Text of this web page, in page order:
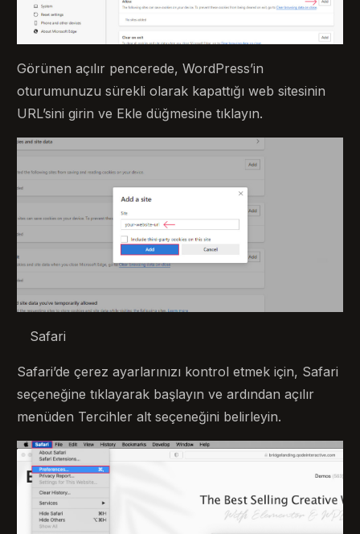
Görünen açılır pencerede, WordPress’in
oturumunuzu sürekli olarak kapattığı web sitesinin
URL’sini girin ve Ekle düğmesine tıklayın.
Safari
Safari’de çerez ayarlarınızı kontrol etmek için, Safari
seçeneğine tıklayarak başlayın ve ardından açılır
menüden Tercihler alt seçeneğini belirleyin.